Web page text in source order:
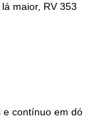
maior, RV 353
e contínuo em dó